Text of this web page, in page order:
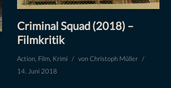
Criminal Squad (2018) –
Filmkritik
Action Film Krimi vonChristoph Müller
14. Juni 2018